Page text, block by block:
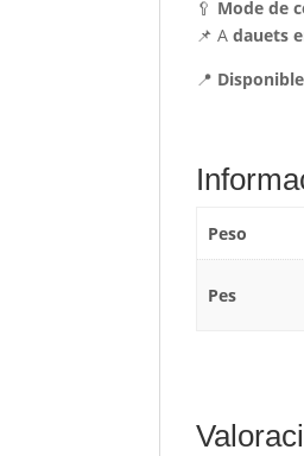
🥄 Mode de
📌 Adauets
📍
Peso
Pes